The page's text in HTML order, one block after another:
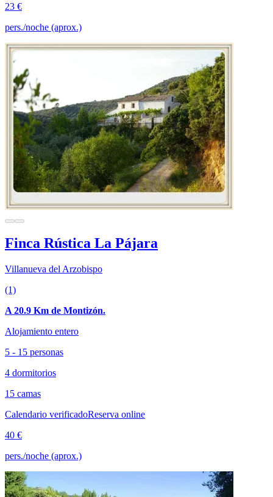
23 €
pers./noche (aprox.)
Finca Rústica La Pájara
Villanueva del Arzobispo
(1)
A 20.9 Km de Montizón.
Alojamiento entero
5 - 15 personas
4 dormitorios
15 camas
Calendario verificadoReserva online
40 €
pers./noche (aprox.)